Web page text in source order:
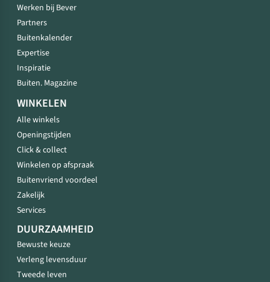
Werken bij Bever
Partners
Buitenkalender
Expertise
Inspiratie
Buiten. Magazine
WINKELEN
Alle winkels
Openingstijden
Click & collect
Winkelen op afspraak
Buitenvriend voordeel
Zakelijk
Services
DUURZAAMHEID
Bewuste keuze
Verleng levensduur
Tweede leven